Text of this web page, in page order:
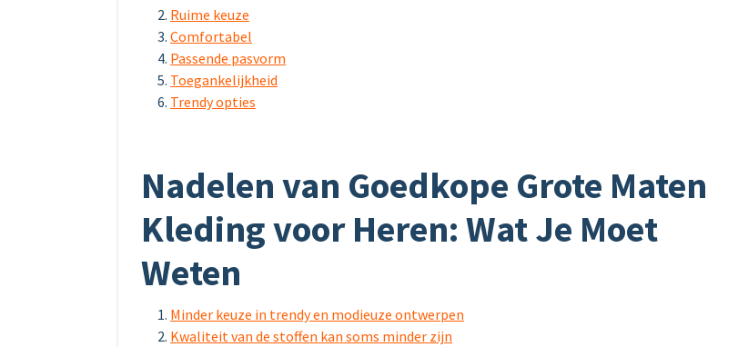
Ruime keuze
Comfortabel
Passende pasvorm
Toegankelijkheid
Trendy opties
Nadelen van Goedkope Grote Maten
Kleding voor Heren: Wat Je Moet
Weten
Minder keuze in trendy en modieuze ontwerpen
Kwaliteit van de stoffen kan soms minder zijn